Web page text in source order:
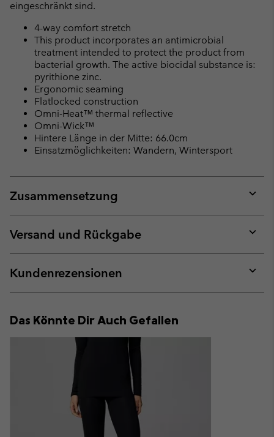
eingeschränkt sind.
4-way comfort stretch
This product incorporates an antimicrobial
treatment intended to protect the product from
bacterial growth. The active biocidal substance is:
pyrithione zinc.
Ergonomic seaming
Flatlocked construction
Omni-Heat™ thermal reflective
Omni-Wick™
Hintere Länge in der Mitte: 66.0cm
Einsatzmöglichkeiten: Wandern, Wintersport
Zusammensetzung
or
Versand und Rückgabe
or
Kundenrezensionen
or
Das Könnte Dir Auch Gefallen